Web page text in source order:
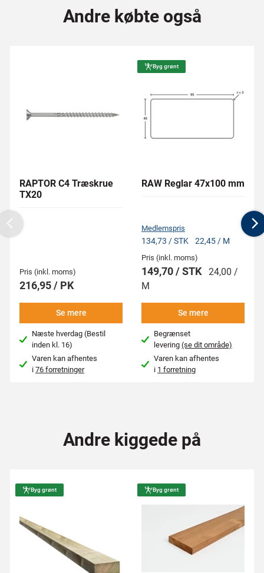
Andre købte også
RAPTOR C4 Træskrue
TX20
Pris (inkl. moms)
216,95 / PK
Se mere
Næste hverdag (Bestil
inden kl. 16)
Varen kan afhentes
i76 forretninger
Byg grønt
RAW Reglar 47x100 mm
Medlemspris
134,73 / STK 22,45 / M
Pris (inkl. moms)
149,70 / STK 24,00 /
M
Se mere
Begrænset
levering(se dit område)
Varen kan afhentes
i 1 forretning
Previous
Andre kiggede på
Byg grønt Byg grønt